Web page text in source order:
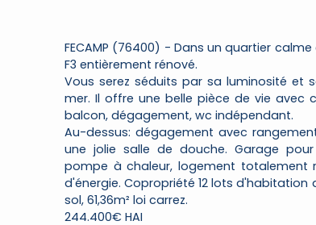
FECAMP (76400) - Dans un quartier
F3 entièrement rénové.
Vous serez séduits par sa luminosité et
mer. Il offre une belle pièce de vie avec
balcon, dégagement, wc indépendant.
Au-dessus: dégagement avec
une jolie salle de douche. Garage
pompe à chaleur, logement
d'énergie. Copropriété 12 lots d'habitation
sol, 61,36m² loi carrez.
244.400€ HAI